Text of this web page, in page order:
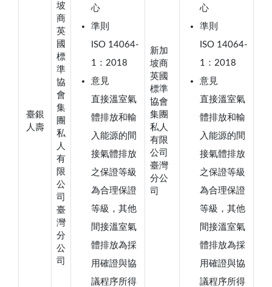
臺銀
人壽
坡
商
英
國
標
準
協
會
集
團
私
人
有
限
公
司
臺
灣
分
公
司
心
準則
ISO 14064-
1：2018
意見
直接溫室氣
體排放和輸
入能源的間
接氣體排放
之保證等級
為合理保證
等級，其他
間接溫室氣
體排放為採
用確證與協
議程序所得
新加
坡商
英國
標準
協會
集團
私人
有限
公司
臺灣
分公
司
心
準則
ISO 14064-
1：2018
意見
直接溫室氣
體排放和輸
入能源的間
接氣體排放
之保證等級
為合理保證
等級，其他
間接溫室氣
體排放為採
用確證與協
議程序所得